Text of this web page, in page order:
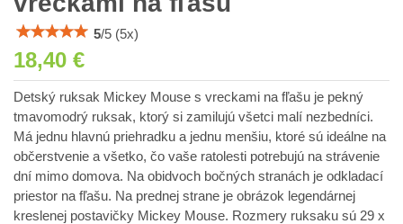
5/5 (5x)
18,40 €
Detský ruksak Mickey Mouse s vreckami na fľašu je pekný
tmavomodrý ruksak, ktorý si zamilujú všetci malí nezbedníci.
Má jednu hlavnú priehradku a jednu menšiu, ktoré sú ideálne na
občerstvenie a všetko, čo vaše ratolesti potrebujú na strávenie
dní mimo domova. Na obidvoch bočných stranách je odkladací
priestor na fľašu. Na prednej strane je obrázok legendárnej
kreslenej postavičky Mickey Mouse. Rozmery ruksaku sú 29 x